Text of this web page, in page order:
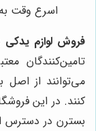
اسرع وقت
فروش لوازم
تامین‌کنندگان
می‌توانند از
کنند. در این
بسترن در دسترس